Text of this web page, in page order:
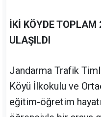
İKİ KÖYDE TOPLAM
ULAŞILDI
Jandarma Trafik
Köyü İlkokulu ve
eğitim-öğretim